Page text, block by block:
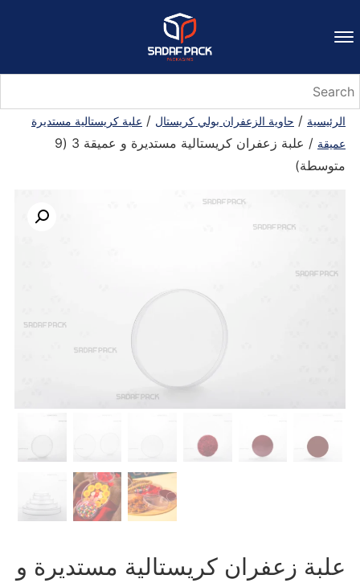
الرئيسية / حاوية الزعفران بولي كريستال / علبة كريستالية مستديرة
عميقة
/ علبة زعفران كريستالية مستديرة و عميقة 3 (9
متوسطة)
علبة زعفران كريستالية مستديرة و